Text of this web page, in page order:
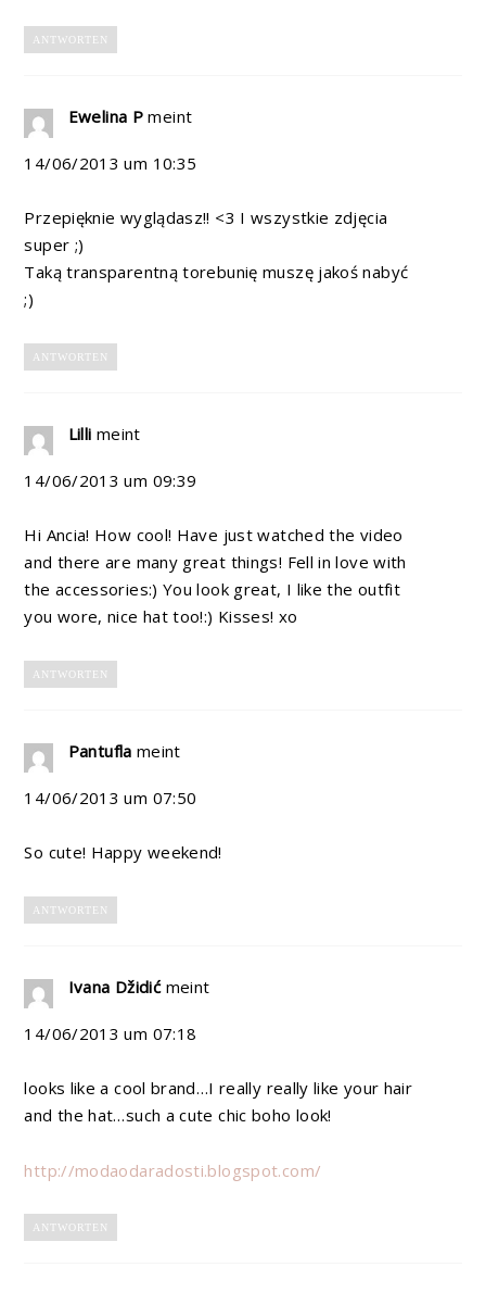
ANTWORTEN
Ewelina P meint
14/06/2013 um 10:35
Przepięknie wyglądasz!! <3 I wszystkie zdjęcia
super ;)
Taką transparentną torebunię muszę jakoś nabyć
;)
ANTWORTEN
Lilli meint
14/06/2013 um 09:39
Hi Ancia! How cool! Have just watched the video
and there are many great things! Fell in love with
the accessories:) You look great, I like the outfit
you wore, nice hat too!:) Kisses! xo
ANTWORTEN
Pantufla meint
14/06/2013 um 07:50
So cute! Happy weekend!
ANTWORTEN
Ivana Džidić meint
14/06/2013 um 07:18
looks like a cool brand…I really really like your hair
and the hat…such a cute chic boho look!
http://modaodaradosti.blogspot.com/
ANTWORTEN